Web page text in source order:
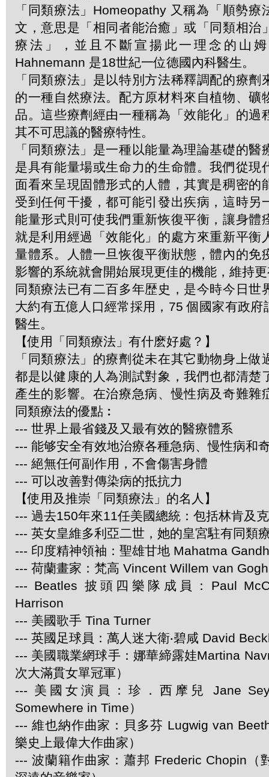
「同類療法」Homeopathy 又稱為「順勢療
文，意思是「相同者能治癒」或「同類相治
療法」，並且不斷宣揚此一理念的山
Hahnemann 是18世紀一位德國內科醫生。
「同類療法」是以特別方法稀釋調配的療劑
的一種自然療法。配方原材料來自植物、礦
品。這些療劑經由一種稱為「效能化」的過
其不可思議的醫療特性。
「同類療法」是一種以能量為理論基礎的醫
是具有能量場或生命力的生命體。我們從現
面看來呈現固體形式的人體，其實是稠密的
受到任何干擾，都可能引發出疾病，這時另
能量形式則可使我們重新恢復平衡，讓身體
就是利用經過「效能化」的處方來重新平衡
量體系。人體一旦恢復平衡狀態，體內的免
影響的系統就會開始展現更佳的機能，維持
同類療法已有二百多年歴史，是今時今日世
大約有五億人口經常採用，75 個國家有政府
醫生。
【使用「同類療法」有什麽好處？】
「同類療法」的療劑從未在其它動物身上做
都是以健康的人為測試對象，我們也都清楚
產生的影響。在治療急病、慢性病及奇難雜
同類療法的優點︰
--- 世界上最省錢及又最有效的醫療體系
--- 能够安全有效地治療各種急病、慢性病和
--- 絕無任何副作用，不會傷害身體
--- 可以改善對傳染病的抵抗力
【使用及推崇「同類療法」的名人】
--- 過去150年來11任美國總統：包括林肯及
--- 英女皇維多利亞二世，她的皇宮駐有同類
--- 印度精神領袖：聖雄甘地 Mahatma
--- 荷蘭畫家：梵高 Vincent Willem van Gogh
--- Beatles 披頭四樂隊成員：Paul
Harrison
--- 美國歌手 Tina Turner
--- 英國足球員：萬人迷大衛‧碧咸 David
--- 美國職業網球手：娜華締露娃Martina
次大滿貫女單冠軍）
--- 美國女演員：珍．西摩兒 Jane
Somewhere in Time）
--- 維也納作曲家：貝多芬 Lugwig van
樂史上最偉大作曲家）
--- 波蘭籍作曲家：蕭邦 Frederic Chopin（